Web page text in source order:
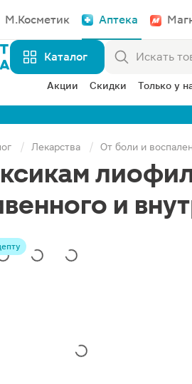
М.Косметик Аптека
Каталог
Акции Скидки Только у
Лекарства От боли и
и